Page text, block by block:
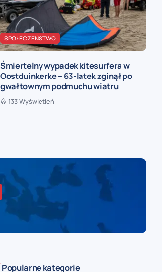
SPOŁECZEŃSTWO
Śmiertelny wypadek kitesurfera w
Oostduinkerke – 63-latek zginął po
gwałtownym podmuchu wiatru
133 Wyświetleń
Popularne kategorie